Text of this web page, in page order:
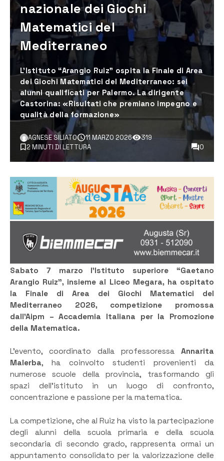
nazionale dei Giochi
Matematici del
Mediterraneo
L’Istituto “Arangio Ruiz” ospita la Finale di Area
dei Giochi Matematici del Mediterraneo: sei
alunni qualificati per Palermo. La dirigente
Castorina: «Risultati che premiano impegno e
qualità della formazione»
AGNESE SILIATO 11 MARZO 2026
319
2 MINUTI DI LETTURA
0
Sabato 7 marzo l’Istituto superiore “Gaetano
Arangio Ruiz”, insieme al Liceo Megara, ha ospitato
la Finale di Area dei Giochi Matematici del
Mediterraneo 2026, competizione promossa
dall’Aipm – Accademia Italiana per la Promozione
della Matematica.
L’evento, coordinato dalla professoressa Annarita
Malerba, ha coinvolto studenti provenienti da
numerose scuole della provincia, trasformando gli
spazi dell’istituto in un luogo di confronto,
concentrazione e passione per la matematica.
La competizione, che al Ruiz ha visto la partecipazione
degli alunni della scuola primaria e della scuola
secondaria di secondo grado, rappresenta ormai un
appuntamento consolidato per la valorizzazione delle